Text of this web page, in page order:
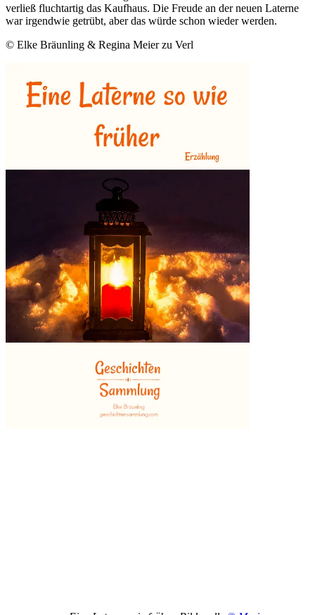
verließ fluchtartig das Kaufhaus. Die Freude an der neuen Laterne
war irgendwie getrübt, aber das würde schon wieder werden.
© Elke Bräunling & Regina Meier zu Verl